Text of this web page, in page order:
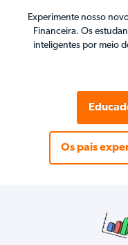
Experimente nosso
Financeira. Os
inteligentes por meio
Os pais